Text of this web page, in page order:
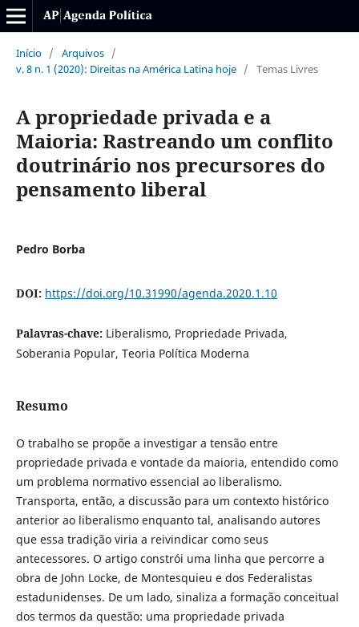
Início / Arquivos /
v. 8 n. 1 (2020): Direitas na América Latina hoje / Temas Livres
A propriedade privada e a
Maioria: Rastreando um conflito
doutrinário nos precursores do
pensamento liberal
Pedro Borba
DOI: https://doi.org/10.31990/agenda.2020.1.10
Palavras-chave: Liberalismo, Propriedade Privada,
Soberania Popular, Teoria Política Moderna
Resumo
O trabalho se propõe a investigar a tensão entre
propriedade privada e vontade da maioria, entendido como
um problema normativo essencial ao liberalismo.
Transporta, então, a discussão para um contexto histórico
anterior ao liberalismo enquanto tal, analisando autores
que essa tradição viria a reivindicar como seus
antecessores. O artigo constrói uma linha que percorre a
obra de John Locke, de Montesquieu e dos Federalistas
estadunidenses. De um lado, sinaliza a formação conceitual
dos termos da questão: uma propriedade privada